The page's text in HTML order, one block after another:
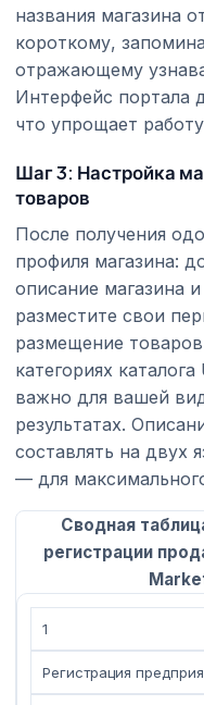
названия магазина
короткому,
отражающему
Интерфейс портала
что упрощает
Шаг 3: Настройка
товаров
После получения
профиля магазина:
описание магазина
разместите свои
размещение
категориях
важно для вашей
результатах.
составлять на двух
— для
Сводная
регистрации
1
Регистрация